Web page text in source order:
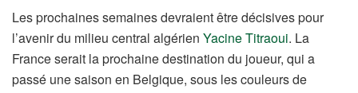
Les prochaines semaines devraient être décisives pour
l’avenir du milieu central algérien Yacine Titraoui. La
France serait la prochaine destination du joueur, qui a
passé une saison en Belgique, sous les couleurs de